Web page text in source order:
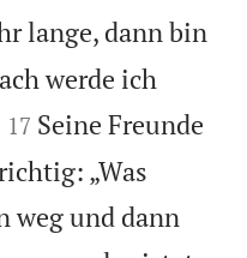
lange, dann bin
werde ich


17 Seine Freunde
„Was
weg und dann